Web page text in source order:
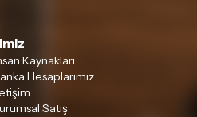
Kaynakları
Hesaplarımız
Satış